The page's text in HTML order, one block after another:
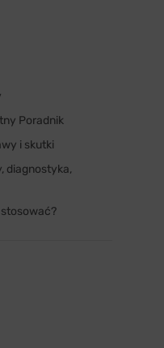
Poradnik
i skutki
diagnostyka,